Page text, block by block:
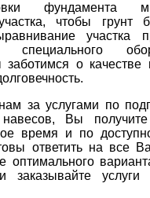
фундамента
чтобы
участка
специального
о качестве
за услугами по
Вы получите
время и по
ответить на все
оптимального
заказывайте услуги